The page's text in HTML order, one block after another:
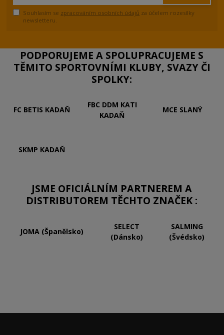
Souhlasím se zpracováním osobních údajů za účelem rozesílky
newsletteru.
PODPORUJEME A SPOLUPRACUJEME S
TĚMITO SPORTOVNÍMI KLUBY, SVAZY ČI
SPOLKY:
FC BETIS KADAŇ
FBC DDM KATI
KADAŇ
MCE SLANÝ
SKMP KADAŇ
JSME OFICIÁLNÍM PARTNEREM A
DISTRIBUTOREM TĚCHTO ZNAČEK :
JOMA (Španělsko)
SELECT
(Dánsko)
SALMING
(Švédsko)